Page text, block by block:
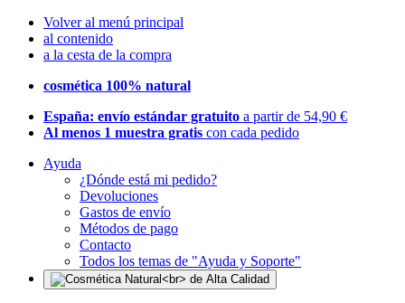
Volver al menú principal
al contenido
a la cesta de la compra
cosmética 100% natural
España: envío estándar gratuito a partir de 54,90 €
Al menos 1 muestra gratis con cada pedido
Ayuda
¿Dónde está mi pedido?
Devoluciones
Gastos de envío
Métodos de pago
Contacto
Todos los temas de "Ayuda y Soporte"